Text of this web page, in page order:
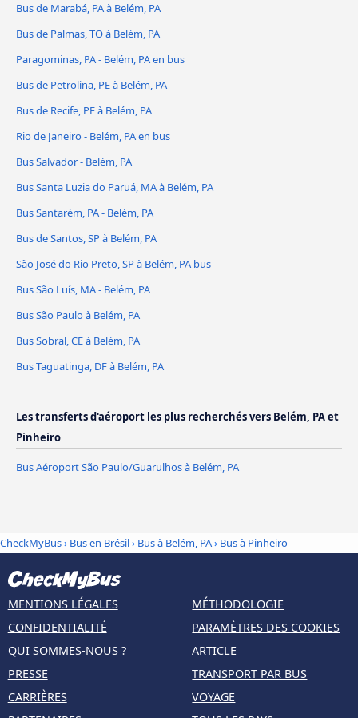
Bus de Marabá, PA à Belém, PA
Bus de Palmas, TO à Belém, PA
Paragominas, PA - Belém, PA en bus
Bus de Petrolina, PE à Belém, PA
Bus de Recife, PE à Belém, PA
Rio de Janeiro - Belém, PA en bus
Bus Salvador - Belém, PA
Bus Santa Luzia do Paruá, MA à Belém, PA
Bus Santarém, PA - Belém, PA
Bus de Santos, SP à Belém, PA
São José do Rio Preto, SP à Belém, PA bus
Bus São Luís, MA - Belém, PA
Bus São Paulo à Belém, PA
Bus Sobral, CE à Belém, PA
Bus Taguatinga, DF à Belém, PA
Les transferts d'aéroport les plus recherchés vers Belém, PA et
Pinheiro
Bus Aéroport São Paulo/Guarulhos à Belém, PA
CheckMyBus› Bus en Brésil› Bus à Belém, PA› Bus à Pinheiro
MENTIONS LÉGALES
CONFIDENTIALITÉ
QUI SOMMES-NOUS ?
PRESSE
CARRIÈRES
MÉTHODOLOGIE
PARAMÈTRES DES COOKIES
ARTICLE
TRANSPORT PAR BUS
VOYAGE